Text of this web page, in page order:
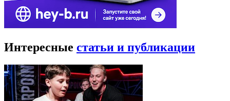
Интересные статьи и публикации